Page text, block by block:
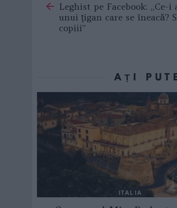
moreLeghist pe Facebook: „Ce-i
unui ţigan care se îneacă?
copiii”
AȚI
ITALIA